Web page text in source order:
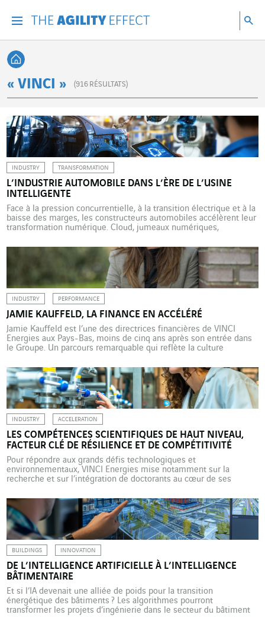
Retour à l'accueil
« VINCI » (916 RÉSULTATS)
INDUSTRY TRANSFORMATION
L’INDUSTRIE AUTOMOBILE DANS L’ÈRE DE L’USINE
INTELLIGENTE
Face à la pression concurrentielle, à la transition électrique et à la
baisse des marges, les constructeurs automobiles accélèrent leur
transformation numérique. Cloud, jumeaux numériques,
Toyota ou Ford, l’usine automobile vit une révolution silencieuse
mais décisive. Pour rester dans la course, Volkswagen a choisi
d’investir massivement […]
INDUSTRY PERFORMANCE
JAMIE KAUFFELD, LA FINANCE EN ACCÉLÉRÉ
Jamie Kauffeld est l’une des directrices financières de VINCI
Energies aux Pays-Bas, moins de cinq ans après son entrée dans
le Groupe. Un parcours remarquable qui reflète la culture
par VINCI Energies. En cinq ans à peine, Jamie Kauffeld a gravi les
échelons à une vitesse impressionnante. Entrée […]
INDUSTRY ACCELERATION
LES COMPÉTENCES SCIENTIFIQUES DE HAUT NIVEAU,
FACTEUR CLÉ DE RÉSILIENCE ET DE COMPÉTITIVITÉ
Pour répondre aux grands défis technologiques et
environnementaux, VINCI Energies mise notamment sur la
recherche et sur l’intégration de doctorants au cœur de ses
collaboration prend une dimension particulièrement
opérationnelle. Depuis de nombreuses années, VINCI Energies
entretient des liens étroits avec la sphère académique et le
monde […]
BUILDINGS INNOVATION
DE L’INTELLIGENCE ARTIFICIELLE À L’INTELLIGENCE
BÂTIMENTAIRE
Et si l’IA devenait une alliée de poids pour la transition
énergétique des bâtiments ? Les algorithmes pourront
transformer les projets d’ingénierie dans le secteur du bâtiment